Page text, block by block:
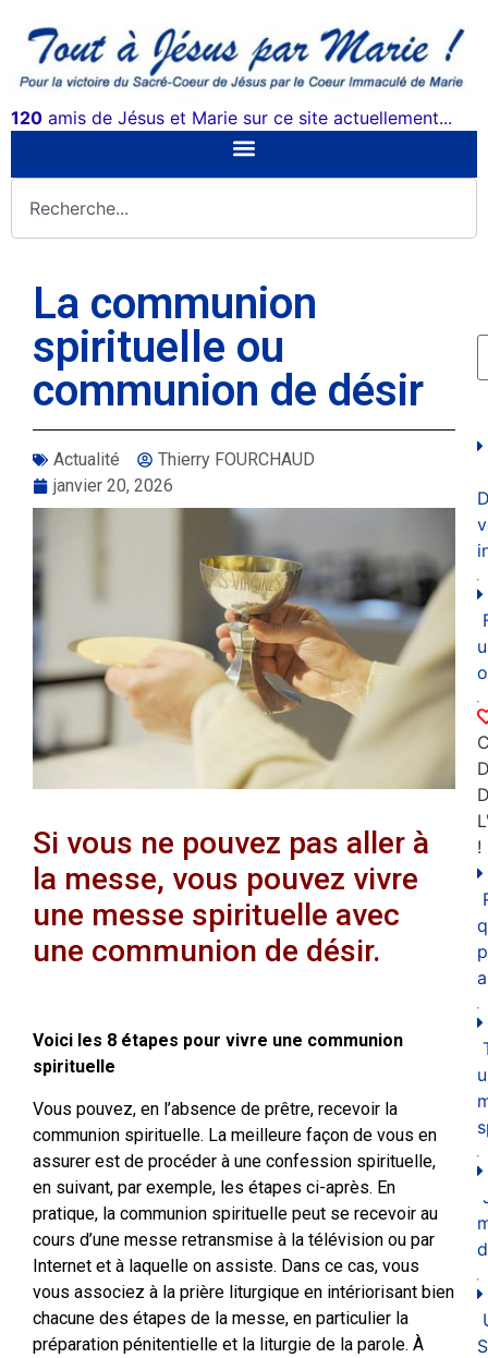
120 amis de Jésus et Marie sur ce site actuellement...
La communion
spirituelle ou
communion de désir
Actualité
Thierry FOURCHAUD
janvier 20, 2026
Si vous ne pouvez pas aller à
la messe, vous pouvez vivre
une messe spirituelle avec
une communion de désir.
Voici les 8 étapes pour vivre une communion
spirituelle
Vous pouvez, en l’absence de prêtre, recevoir la
communion spirituelle. La meilleure façon de vous en
assurer est de procéder à une confession spirituelle,
en suivant, par exemple, les étapes ci-après. En
pratique, la communion spirituelle peut se recevoir au
cours d’une messe retransmise à la télévision ou par
Internet et à laquelle on assiste. Dans ce cas, vous
vous associez à la prière liturgique en intériorisant bien
chacune des étapes de la messe, en particulier la
préparation pénitentielle et la liturgie de la parole. À
!